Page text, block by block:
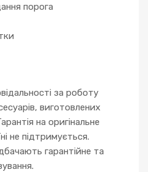
порога
за роботу
виготовлених
на оригінальне
не підтримується.
гарантійне та